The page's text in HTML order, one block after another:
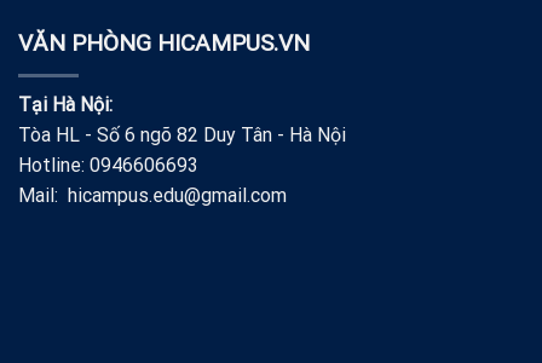
VĂN PHÒNG HICAMPUS.VN
Tại Hà Nội:
Tòa HL - Số 6 ngõ 82 Duy Tân - Hà Nội
Hotline: 0946606693
Mail: hicampus.edu@gmail.com